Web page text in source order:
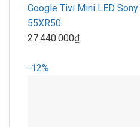
Google Tivi Mini LED
55XR50
27.440.000₫
-12%